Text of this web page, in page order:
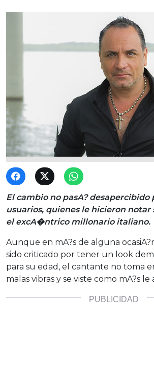
El cambio no pasA? desapercibido
usuarios, quienes le hicieron notar
el excA�ntrico millonario italiano.
Aunque en mA?s de alguna
sido criticado por tener un look
para su edad, el cantante no toma
malas vibras y se viste como mA?s le